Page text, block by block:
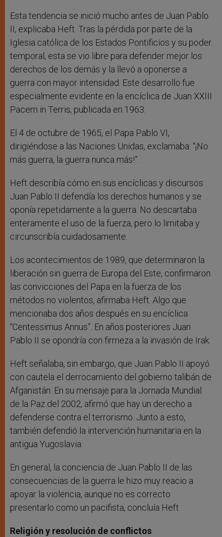
Esta tendencia se inició mucho antes de Juan Pablo
II, explicaba Heft. Tras la pérdida por parte de la
Iglesia católica de los Estados Pontificios y su poder
temporal, esta se vio libre para defender mejor los
derechos de los demás y la llevó a oponerse a
guerra con mayor intensidad. Este desarrollo fue
especialmente evidente en la encíclica de Juan XXIII
Pacem in Terris, publicada en 1963.
El 4 de octubre de 1965, el Papa Pablo VI,
dirigiéndose a las Naciones Unidas, exclamaba: “¡No
más guerra, la guerra nunca más!”.
Heft describía cómo en sus encíclicas y discursos
Juan Pablo II defendía los derechos humanos y se
oponía repetidamente a la guerra. No descartaba
enteramente el uso de la fuerza, pero lo limitaba y
circunscribía cuidadosamente.
Los acontecimientos de 1989, que determinaron la
liberación sin guerra de Europa del Este, confirmaron
las convicciones del Papa en la fuerza de los
métodos no violentos, afirmaba Heft. Algo que
mencionaba dos años después en su encíclica
“Centessimus Annus”. En años posteriores Juan
Pablo II se opondría con firmeza a la invasión de Irak.
Heft señalaba, sin embargo, que Juan Pablo II apoyó
con cautela el derrocamiento del gobierno talibán de
Afganistán. En su mensaje para la Jornada Mundial
de la Paz del 2002, afirmó que hay un derecho a
defenderse contra el terrorismo. Junto a esto,
también defendió la intervención humanitaria en la
antigua Yugoslavia.
En general, la conciencia de Juan Pablo II de las
consecuencias de la guerra le hizo muy reacio a
apoyar la violencia, aunque no es correcto
presentarlo como un pacifista, concluía Heft.
Religión y resolución de conflictos